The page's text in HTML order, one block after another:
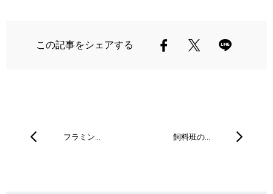
この記事をシェアする
フラミン… 飼料班の…